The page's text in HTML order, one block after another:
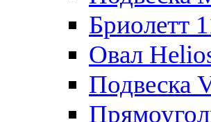
Бриолетт
Овал
Подвеска